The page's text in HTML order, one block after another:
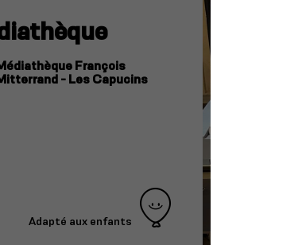
François
- Les Capucins
Adapté aux enfants